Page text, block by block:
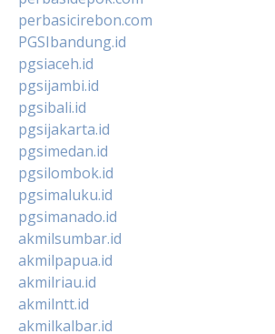
perbasicirebon.com
PGSIbandung.id
pgsiaceh.id
pgsijambi.id
pgsibali.id
pgsijakarta.id
pgsimedan.id
pgsilombok.id
pgsimaluku.id
pgsimanado.id
akmilsumbar.id
akmilpapua.id
akmilriau.id
akmilntt.id
akmilkalbar.id